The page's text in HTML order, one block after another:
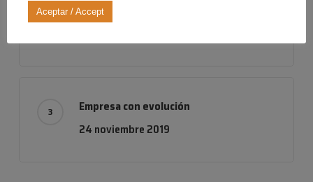
¿Qué es el «Efecto Gel»?
Empresa con evolución
24 noviembre 2019
Aceptar / Accept